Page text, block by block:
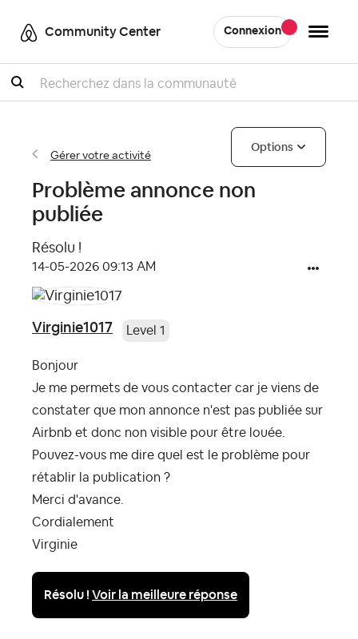
Community Center Connexion
Recherche
Gérer votre activité
Options
Problème annonce non
publiée
Résolu !
‎14-05-2026 09:13 AM
Virginie1017 Level 1
Bonjour
Je me permets de vous contacter car je viens de
constater que mon annonce n'est pas publiée sur
Airbnb et donc non visible pour être louée.
Pouvez-vous me dire quel est le problème pour
rétablir la publication ?
Merci d'avance.
Cordialement
Virginie
Résolu !Voir la meilleure réponse